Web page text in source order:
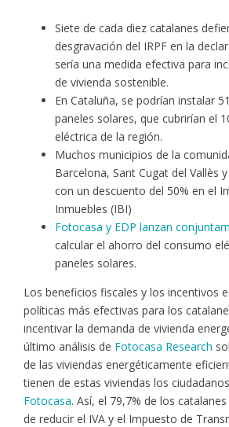
Siete de cada diez catalanes
desgravación del IRPF en la
sería una medida efectiva para
de vivienda sostenible.
En Cataluña, se podrían instalar
paneles solares, que cubrirían el
eléctrica de la región.
Muchos municipios de la
Barcelona, Sant Cugat del Vallès
con un descuento del 50% en el
Inmuebles (IBI)
Fotocasa y EDP lanzan
calcular el ahorro del consumo
paneles solares.
Los beneficios fiscales y los incentivos
políticas más efectivas para los
incentivar la demanda de vivienda
último análisis de Fotocasa Research
de las viviendas energéticamente
tienen de estas viviendas los
Fotocasa. Así, el 79,7% de los
de reducir el IVA y el Impuesto de